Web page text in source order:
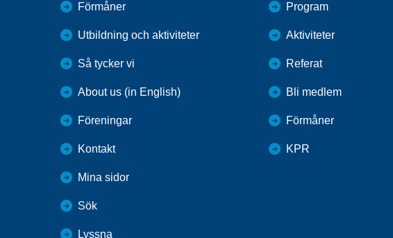
Förmåner
Utbildning och aktiviteter
Så tycker vi
About us (in English)
Föreningar
Kontakt
Mina sidor
Sök
Lyssna
Program
Aktiviteter
Referat
Bli medlem
Förmåner
KPR